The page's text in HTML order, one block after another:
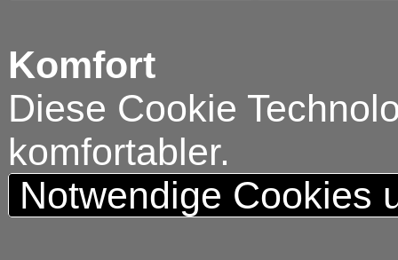
Komfort
Diese Cookie
komfortabler.
Notwendige Cookies